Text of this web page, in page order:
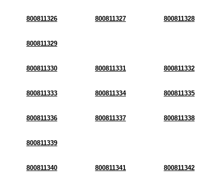
800811326 800811327 800811328
800811329
800811330 800811331 800811332
800811333 800811334 800811335
800811336 800811337 800811338
800811339
800811340 800811341 800811342